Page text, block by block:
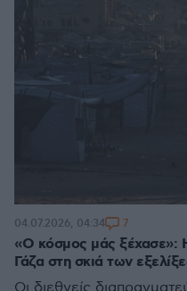
«Ο κόσμος μάς ξέχασε»:
Γάζα στη σκιά των
Οι διεθνείς
04.07.2026, 04:34 7